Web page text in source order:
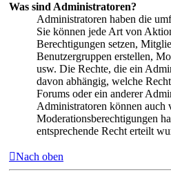
Was sind Administratoren?
Administratoren haben die
Sie können jede Art von
Berechtigungen setzen,
Benutzergruppen erstellen,
usw. Die Rechte, die ein
davon abhängig, welche
Forums oder ein anderer
Administratoren können auch
Moderationsberechtigungen
entsprechende Recht erteilt
Nach oben